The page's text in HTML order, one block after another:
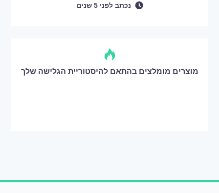
נכתב לפני
מוצרים מומלצים בהתאם להיסטוריית הגלישה שלך